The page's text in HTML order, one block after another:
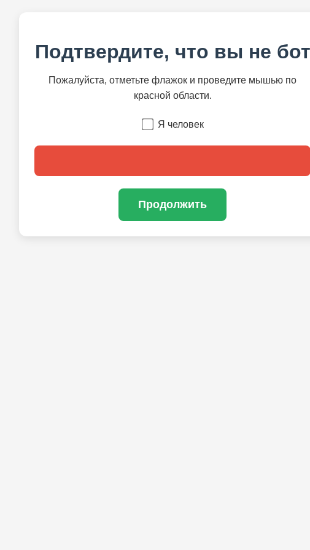
Подтвердите, что вы не бот
Пожалуйста, отметьте флажок и проведите мышью по
красной области.
Я человек
Продолжить